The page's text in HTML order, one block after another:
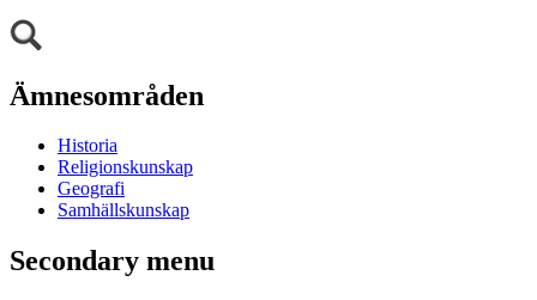
Ämnesområden
Historia
Religionskunskap
Geografi
Samhällskunskap
Secondary menu